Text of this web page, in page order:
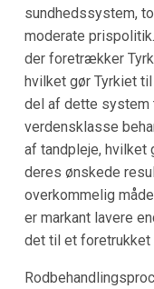
sundhedssystem,
moderate
der foretrækker
hvilket gør Tyrkiet
del af dette system
verdensklasse
af tandpleje, hvilket
deres ønskede
overkommelig
er markant lavere
det til et foretrukket